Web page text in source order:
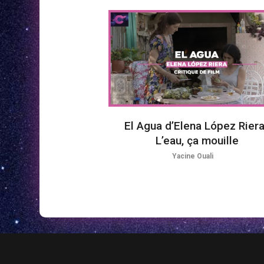
El Agua d’Elena López
L’eau, ça mouille
Yacine Ouali